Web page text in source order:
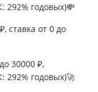
292% годовых)💸
ставка от 0 до
30000 ₽,
292% годовых)🚀